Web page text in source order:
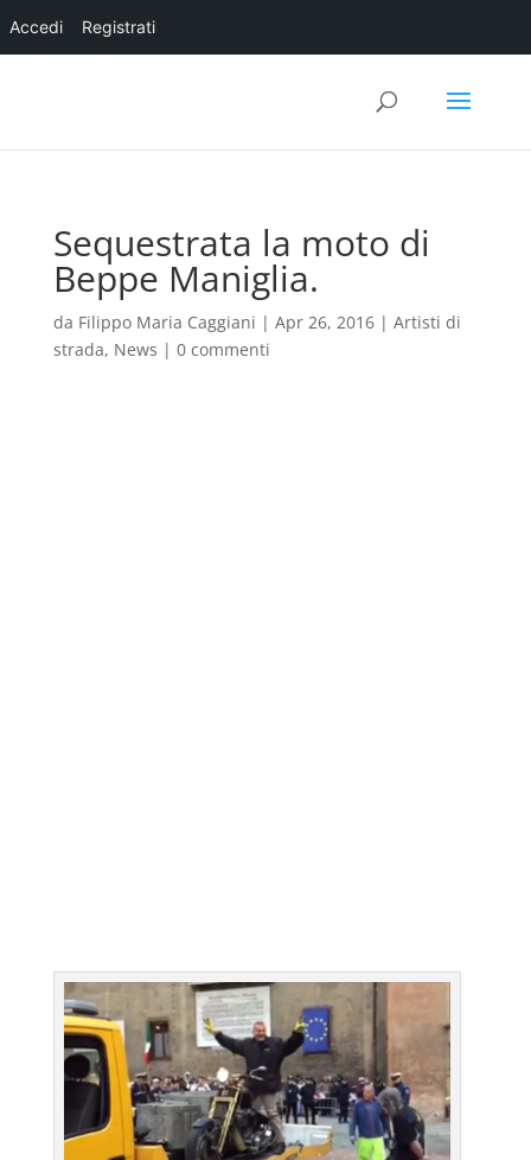
Sequestrata la moto di
Beppe Maniglia.
da Filippo Maria Caggiani | Apr 26, 2016| Artisti di
strada, News | 0 commenti
Accedi Registrati